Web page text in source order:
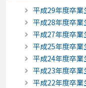
平成29年度卒業
平成28年度卒業
平成27年度卒業
平成25年度卒業
平成24年度卒業
平成23年度卒業
平成22年度卒業